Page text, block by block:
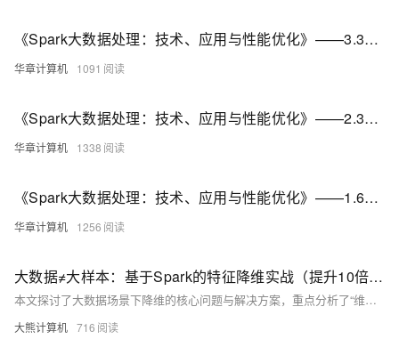
《Spark大数据处理：技术、应用与性能优化》——3.3 本章小结
华章计算机 1091
《Spark大数据处理：技术、应用与性能优化》——2.3 本章小结
华章计算机 1338
《Spark大数据处理：技术、应用与性能优化》——1.6 本章小结
华章计算机 1256
大数据≠大样本：基于Spark的特征降维实战（提升10倍训练效率）
本文探讨了大数据场景下降维的核心问题与解决方案，重点分析了“维度灾难”对模型性能的影响及特征冗余的陷阱。通过数学证明与实际案例，揭示高维空间中样本稀疏性问题，并提出基于Spark的分布式降维技术选型与优化策略。文章详细展示了PCA在亿级用户画像中的应用，包括数据准备、核心实现与效果评估，同时深入探讨了协方差矩阵计算与特征值分解的并行优化方法。此外，还介绍了动态维度调整、非线性特征处理及降维与其他AI技术的协同效应，为生产环境提供了最佳实践指南。最终总结出降维的本质与工程实践原则，展望未来发展方向。
大熊计算机 716